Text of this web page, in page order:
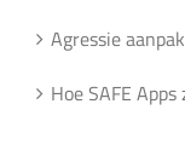
Agressie
Hoe SAFE